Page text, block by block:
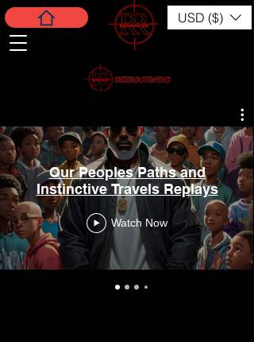
USD ($)
Our Peoples Paths and
Instinctive Travels Replays
Watch Now